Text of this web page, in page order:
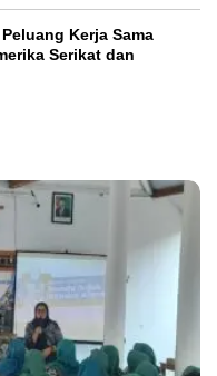
Kerja Sama
Serikat dan